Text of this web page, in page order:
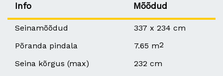
Info Mõõdud
Seinamõõdud
337 x 234 cm
Põranda pindala
7.65 m2
Seina kõrgus (max)
232 cm